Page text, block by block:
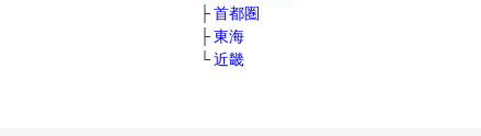
首都圏
東海
近畿